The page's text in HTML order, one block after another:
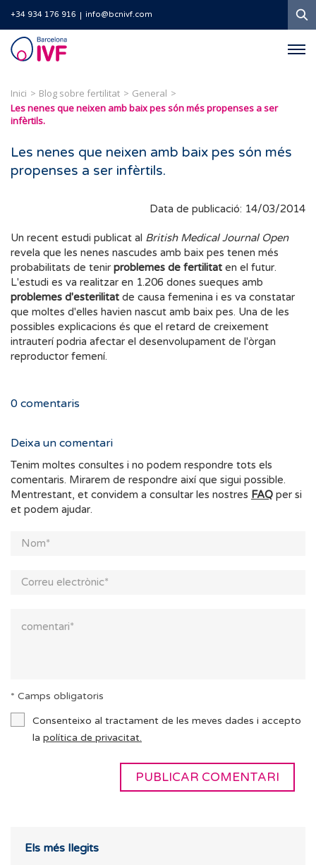
+34 934 176 916 info@bcnivf.com
Barcelona
IVF
Inici Blog sobre fertilitat
General
Les nenes que neixen amb baix pes són més propenses a ser
infèrtils.
Les nenes que neixen amb baix pes són més
propenses a ser infèrtils.
Data de publicació: 14/03/2014
Un recent estudi publicat al British Medical Journal Open
revela que les nenes nascudes amb baix pes tenen més
probabilitats de tenir problemes de fertilitat en el futur.
L'estudi es va realitzar en 1.206 dones sueques amb
problemes d'esterilitat de causa femenina i es va constatar
que moltes d'elles havien nascut amb baix pes. Una de les
possibles explicacions és que el retard de creixement
intrauterí podria afectar el desenvolupament de l'òrgan
reproductor femení.
0 comentaris
Deixa un comentari
Tenim moltes consultes i no podem respondre tots els
comentaris. Mirarem de respondre així que sigui possible.
Mentrestant, et convidem a consultar les nostres FAQ per si
et podem ajudar.
* Camps obligatoris
Consenteixo al tractament de les meves dades i accepto
la política de privacitat.
Els més llegits